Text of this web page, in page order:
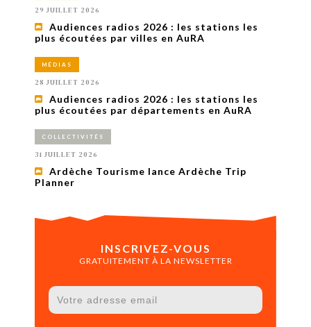
29 JUILLET 2026
Audiences radios 2026 : les stations les
plus écoutées par villes en AuRA
MÉDIAS
28 JUILLET 2026
Audiences radios 2026 : les stations les
plus écoutées par départements en AuRA
COLLECTIVITÉS
31 JUILLET 2026
Ardèche Tourisme lance Ardèche Trip
Planner
INSCRIVEZ-VOUS
GRATUITEMENT À LA NEWSLETTER